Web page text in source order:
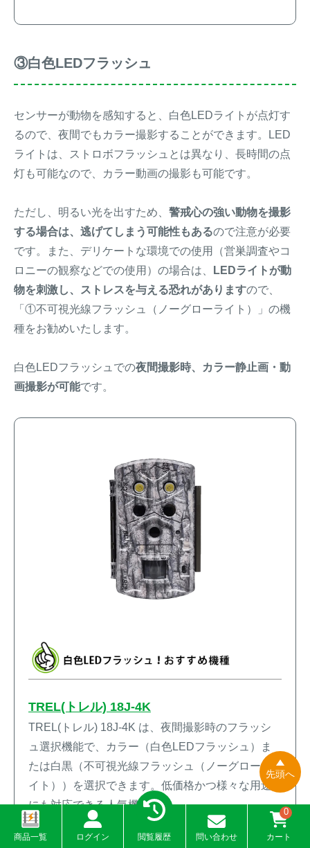
③白色LEDフラッシュ
センサーが動物を感知すると、白色LEDライトが点灯す
るので、夜間でもカラー撮影することができます。LED
ライトは、ストロボフラッシュとは異なり、長時間の点
灯も可能なので、カラー動画の撮影も可能です。
ただし、明るい光を出すため、 警戒心の強い動物を撮影
する場合は、逃げてしまう可能性もあるので注意が必要
です。また、デリケートな環境での使用（営巣調査やコ
ロニーの観察などでの使用）の場合は、
LEDライトが動
物を刺激し、ストレスを与える恐れがありますので、
「①不可視光線フラッシュ（ノーグローライト）」の機
種をお勧めいたします。
白色LEDフラッシュでの夜間撮影時、カラー静止画・動
画撮影が可能です。
TREL(トレル) 18J-4K
TREL(トレル) 18J-4K は、夜間撮影時のフラッシ
ュ選択機能で、カラー（白色LEDフラッシュ）ま
たは白黒（不可視光線フラッシュ（ノーグローラ
イト））を選択できます。低価格かつ様々な用途
にも対応できる人気機種です。
商品一覧 ログイン 閲覧履歴 問い合わせ
0
カート
先頭へ